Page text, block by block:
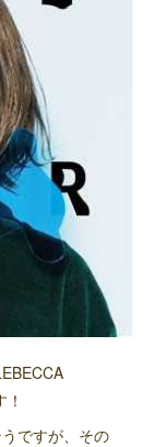
ですが、その